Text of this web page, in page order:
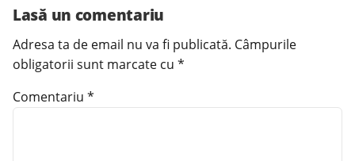
Lasă un comentariu
Adresa ta de email nu va fi publicată. Câmpurile
obligatorii sunt marcate cu *
Comentariu *